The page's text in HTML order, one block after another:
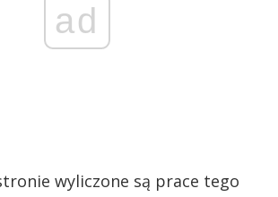
ad
wyliczone są prace tego